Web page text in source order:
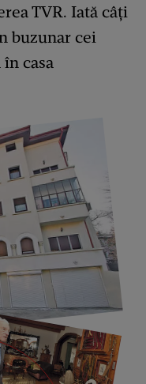
TVR. Iată câți
buzunar cei
casa